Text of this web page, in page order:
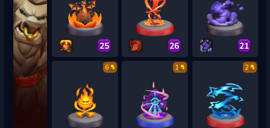
25 26 21
6 1 2